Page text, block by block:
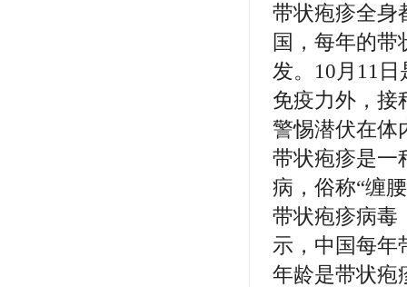
带状疱疹全身
国，每年的带
发。10月11
免疫力外，接
警惕潜伏在体
带状疱疹是一
病，俗称“缠
带状疱疹病毒
示，中国每年
年龄是带状疱